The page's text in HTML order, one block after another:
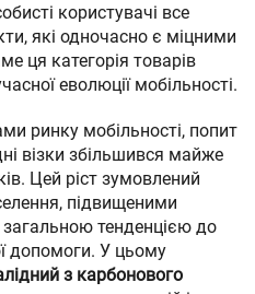
користувачі все
які одночасно є міцними
ця категорія товарів
еволюції мобільності.
ринку мобільності, попит
візки збільшився майже
Цей ріст зумовлений
підвищеними
тенденцією до
допомоги. У цьому
з карбонового